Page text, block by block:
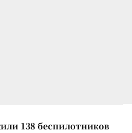
138 беспилотников